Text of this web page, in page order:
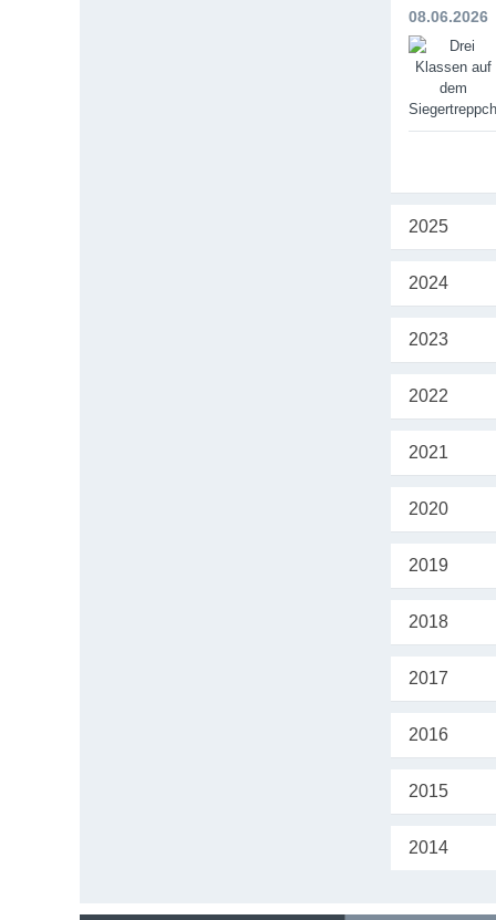
08.06.2026
2025
2024
2023
2022
2021
2020
2019
2018
2017
2016
2015
2014